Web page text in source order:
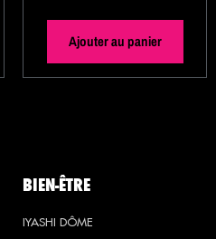
Ajouter au panier
BIEN-ÊTRE
IYASHI DÔME